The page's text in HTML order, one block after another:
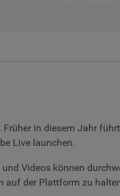
in diesem Jahr
Live launchen.
Videos können
der Plattform zu